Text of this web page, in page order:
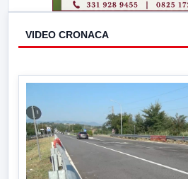
VIDEO CRONACA